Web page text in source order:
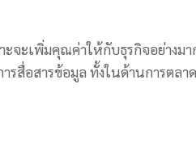
จะเพิ่มคุณค่าให้กับธุรกิจอย่างมา
สื่อสารข้อมูล ทั้งในด้านการตลาด